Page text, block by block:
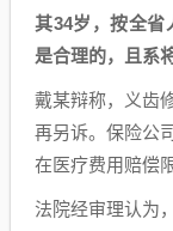
其34岁，按全省
是合理的，且系
戴某辩称，义齿
再另诉。保险公
在医疗费用赔偿
法院经审理认为